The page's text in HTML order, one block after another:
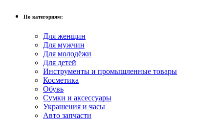
По категориям:
Для женщин
Для мужчин
Для молодёжи
Для детей
Инструменты и промышленные товары
Косметика
Обувь
Сумки и аксессуары
Украшения и часы
Авто запчасти